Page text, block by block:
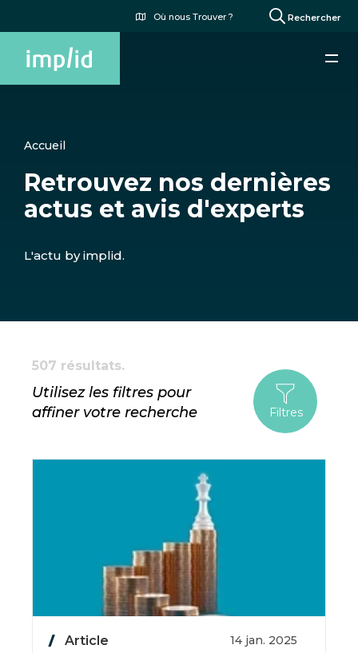
principal
Où nous Trouver ?
MenuRechercher
Accueil
Retrouvez nos dernières
actus et avis d'experts
L'actu by implid.
507 résultats.
Utilisez les filtres pour
affiner votre recherche
Filtres
Article 14 jan. 2025